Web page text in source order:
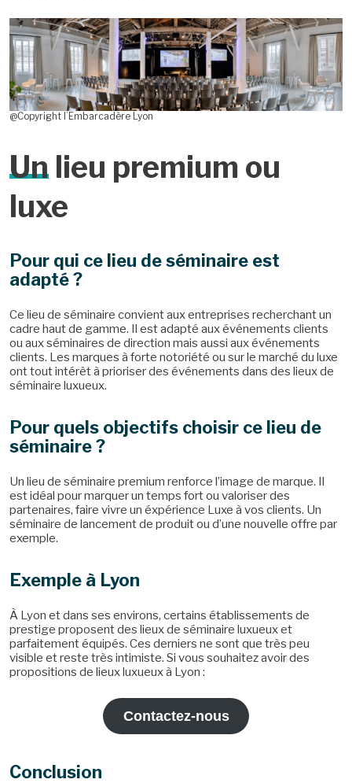
@Copyright l’Embarcadère Lyon
Un lieu premium ou
luxe
Pour qui ce lieu de séminaire est
adapté ?
Ce lieu de séminaire convient aux entreprises recherchant un
cadre haut de gamme. Il est adapté aux événements clients
ou aux séminaires de direction mais aussi aux événements
clients. Les marques à forte notoriété ou sur le marché du luxe
ont tout intérêt à prioriser des événements dans des lieux de
séminaire luxueux.
Pour quels objectifs choisir ce lieu de
séminaire ?
Un lieu de séminaire premium renforce l’image de marque. Il
est idéal pour marquer un temps fort ou valoriser des
partenaires, faire vivre un éxpérience Luxe à vos clients. Un
séminaire de lancement de produit ou d’une nouvelle offre par
exemple.
Exemple à Lyon
À Lyon et dans ses environs, certains établissements de
prestige proposent des lieux de séminaire luxueux et
parfaitement équipés. Ces derniers ne sont que très peu
visible et reste très intimiste. Si vous souhaitez avoir des
propositions de lieux luxueux à Lyon :
Contactez-nous
Conclusion